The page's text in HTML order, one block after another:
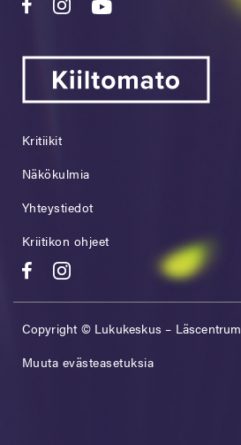
Kritiikit
Näkökulmia
Yhteystiedot
Kriitikon ohjeet
Copyright © Lukukeskus – Läscentrum
Muuta evästeasetuksia